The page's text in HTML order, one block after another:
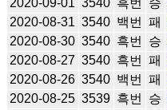
2020-08-31 3540 백번 패
2020-08-30 3540 흑번 승
2020-08-27 3540 흑번 패
2020-08-26 3540 백번 패
2020-08-25 3539 흑번 승